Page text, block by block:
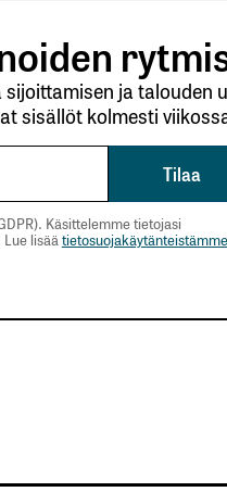
ja talouden
sisällöt kolmesti
Käsittelemme tietojasi
lisäätietosuojakäytänteistämme